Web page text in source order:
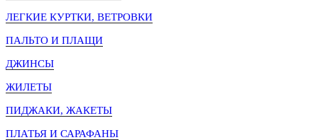
ЛЕГКИЕ КУРТКИ, ВЕТРОВКИ
ПАЛЬТО И ПЛАЩИ
ДЖИНСЫ
ЖИЛЕТЫ
ПИДЖАКИ, ЖАКЕТЫ
ПЛАТЬЯ И САРАФАНЫ